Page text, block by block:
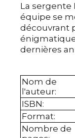
La sergente
équipe se
découvrant
dernières
Nom de
l'auteur:
ISBN:
Format:
Nombre de